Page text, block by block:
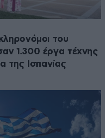
του
1.300 έργα τέχνης
της Ισπανίας